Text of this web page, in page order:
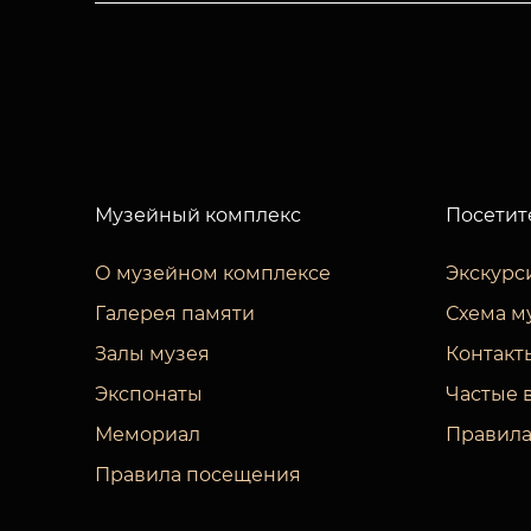
Музейный комплекс
О музейном комплексе
Галерея памяти
Залы музея
Экспонаты
Мемориал
Правила посещения
Схема
Частые